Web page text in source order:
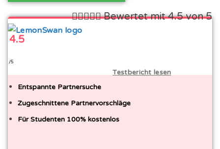
 Bewertet mit 4.5 von 5
4.5
/5
Testbericht lesen
Entspannte Partnersuche
Zugeschnittene Partnervorschläge
Für Studenten 100% kostenlos